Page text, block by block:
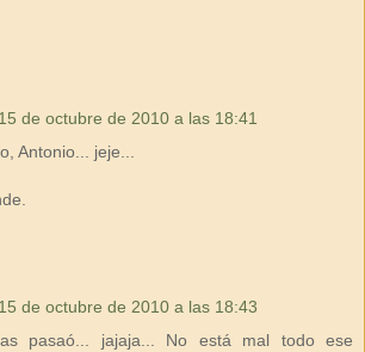
15 de octubre de 2010 a las 18:41
Antonio... jeje...
15 de octubre de 2010 a las 18:43
pasaó... jajaja... No está mal todo ese